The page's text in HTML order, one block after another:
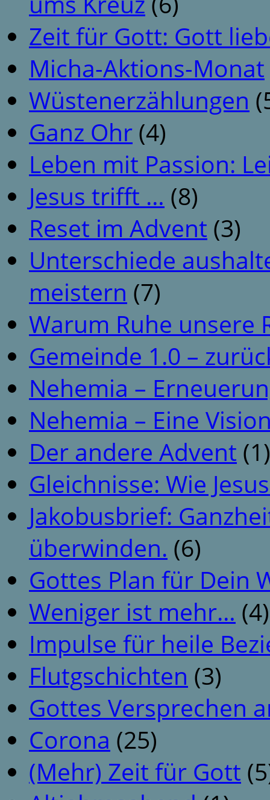
Zeit für Gott: Gott
Micha-Aktions-Monat
Wüstenerzählungen
Ganz Ohr (4)
Leben mit Passion:
Jesus trifft … (8)
Reset im Advent (3)
Unterschiede
meistern (7)
Warum Ruhe unsere
Gemeinde 1.0 –
Nehemia –
Nehemia – Eine
Der andere Advent (1)
Gleichnisse: Wie
Jakobusbrief:
überwinden. (6)
Gottes Plan für Dein
Weniger ist mehr… (4)
Impulse für heile
Flutgschichten (3)
Gottes Versprechen
Corona (25)
(Mehr) Zeit für Gott